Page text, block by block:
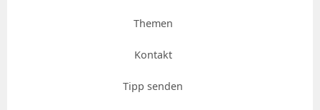
Themen
Kontakt
Tipp senden